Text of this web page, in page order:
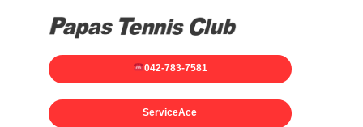
042-783-7581
ServiceAce